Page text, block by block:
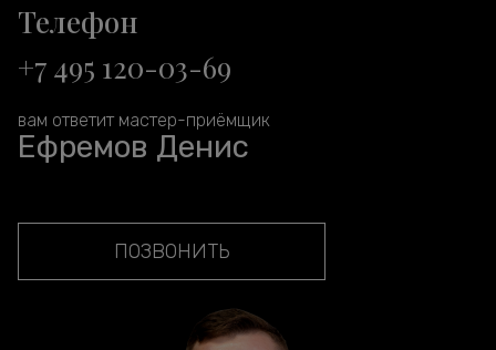
Телефон
+7 495 120-03-69
вам ответит мастер-приёмщик
Ефремов Денис
ПОЗВОНИТЬ